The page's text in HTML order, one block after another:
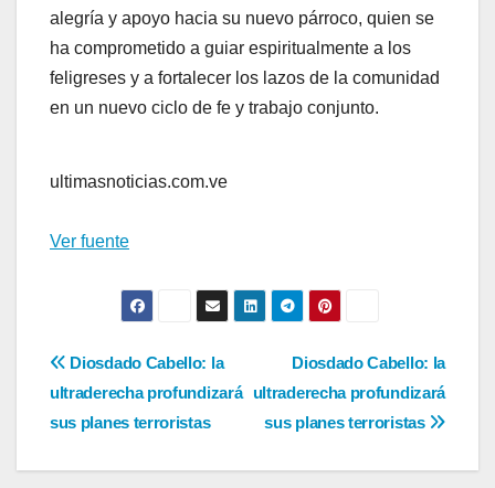
alegría y apoyo hacia su nuevo párroco, quien se
ha comprometido a guiar espiritualmente a los
feligreses y a fortalecer los lazos de la comunidad
en un nuevo ciclo de fe y trabajo conjunto.
ultimasnoticias.com.ve
Ver fuente
Navegación
de
entradas
Diosdado Cabello: la
ultraderecha profundizará
sus planes terroristas
Diosdado Cabello: la
ultraderecha profundizará
sus planes terroristas